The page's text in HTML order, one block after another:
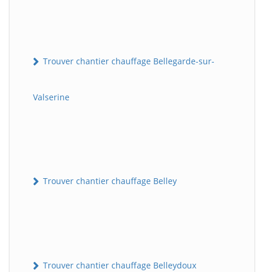
Trouver chantier chauffage Bellegarde-sur-
Valserine
Trouver chantier chauffage Belley
Trouver chantier chauffage Belleydoux